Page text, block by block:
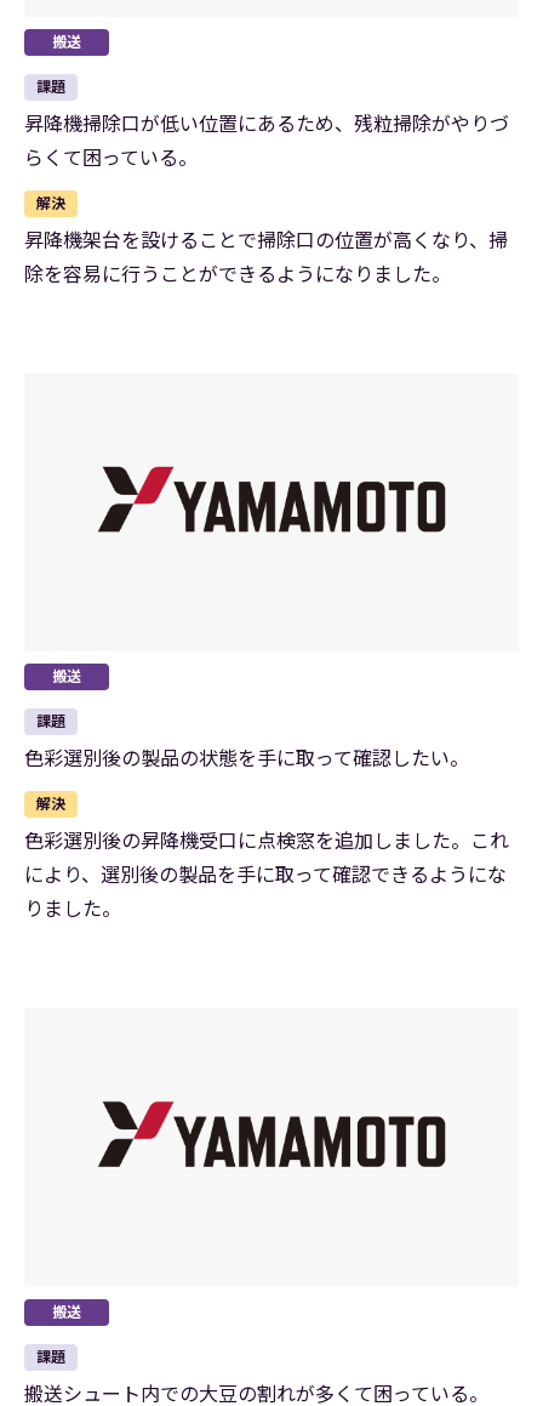
搬送
課題
昇降機掃除口が低い位置にあるため、残粒掃除がやりづ
らくて困っている。
解決
昇降機架台を設けることで掃除口の位置が高くなり、掃
除を容易に行うことができるようになりました。
搬送
課題
色彩選別後の製品の状態を手に取って確認したい。
解決
色彩選別後の昇降機受口に点検窓を追加しました。これ
により、選別後の製品を手に取って確認できるようにな
りました。
搬送
課題
搬送シュート内での大豆の割れが多くて困っている。